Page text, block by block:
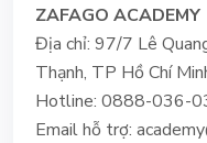
ZAFAGO ACADEMY
Địa chỉ: 97/7 Lê
Thạnh, TP Hồ Chí
Hotline: 0888-036-
Email hỗ trợ: